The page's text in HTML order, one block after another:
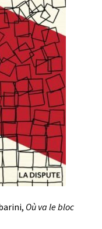
Où va le bloc